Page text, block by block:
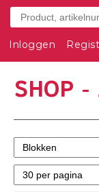
Inloggen
SHOP -